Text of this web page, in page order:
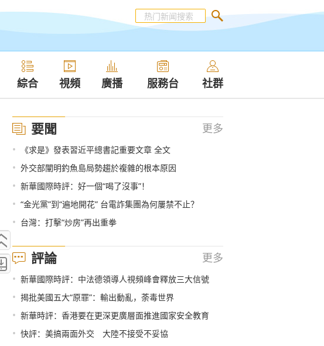
綜合 視頻 廣播 服務台 社群
要聞 更多
• 《求是》發表習近平總書記重要文章 全文
• 外交部闡明釣魚島局勢趨於複雜的根本原因
• 新華國際時評：好一個“喝了沒事”！
• “金光黨”到“遍地開花” 台電詐集團為何屢禁不止？
• 台灣：打擊“炒房”再出重拳
評論 更多
• 新華國際時評：中法德領導人視頻峰會釋放三大信號
• 揭批美國五大“原罪”：輸出動亂，荼毒世界
• 新華時評：香港要在更深更廣層面推進國家安全教育
• 快評：美搞兩面外交 大陸不接受不妥協